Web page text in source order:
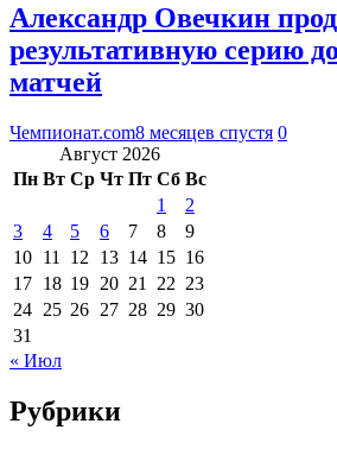
Александр Овечкин
результативную серию
матчей
Чемпионат.com8 месяцев спустя 0
Август 2026
Пн Вт Ср Чт Пт Сб Вс
1
2
3
4 5 6 7 8
9
10 11 12 13 14 15 16
17 18 19 20 21 22 23
24 25 26 27 28 29 30
31
« Июл
Рубрики